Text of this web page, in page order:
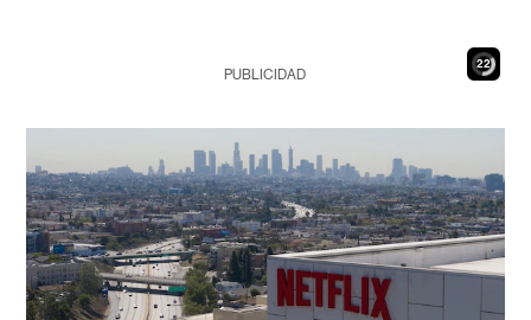
20
PUBLICIDAD